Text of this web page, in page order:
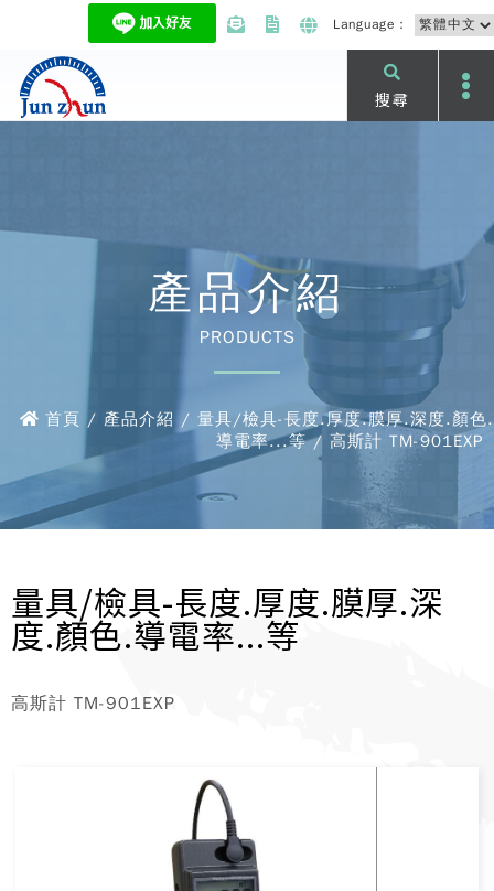
Language：
搜尋
產品介紹
PRODUCTS
首頁 / 產品介紹 / 量具/檢具-長度.厚度.膜厚.深度.顏色.
導電率...等 / 高斯計 TM-901EXP
量具/檢具-長度.厚度.膜厚.深
度.顏色.導電率...等
高斯計 TM-901EXP